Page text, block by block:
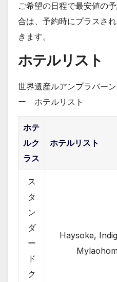
ご希望の日程で最安値の
合は、予約時にプラスさ
きます。
ホテルリスト
世界遺産ルアンプラバー
ー ホテルリスト
ホテ
ルク
ラス
ホテルリスト
ス
タ
ン
ダ
ー
ド
ク
Haysoke,